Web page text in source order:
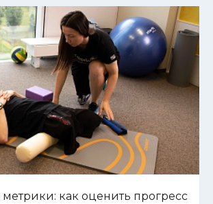
как оценить прогресс